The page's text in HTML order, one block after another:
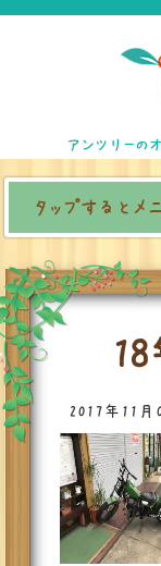
アンツリーの
タップするとメ
１８
2017年11月